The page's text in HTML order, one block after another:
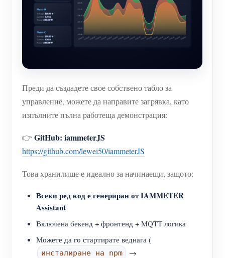
Преди да създадете свое собствено табло за
управление, можете да направите загрявка, като
изпълните пълна работеща демонстрация:
👉 GitHub: iammeterJS
https://github.com/lewei50/iammeterJS
Това хранилище е идеално за начинаещи, защото:
Всеки ред код е генериран от IAMMETER
Assistant
Включена бекенд + фронтенд + MQTT логика
Можете да го стартирате веднага (
инсталиране на npm →